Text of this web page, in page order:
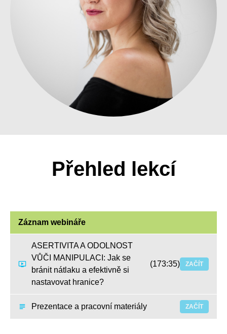
Přehled lekcí
Záznam webináře
ASERTIVITA A ODOLNOST
VŮČI MANIPULACI: Jak se
bránit nátlaku a efektivně si
nastavovat hranice?
(173:35) ZAČÍT
Prezentace a pracovní materiály ZAČÍT